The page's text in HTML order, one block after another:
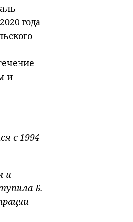
года
и
с 1994
и
Б.